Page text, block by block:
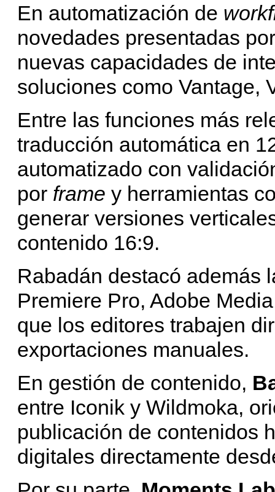
En automatización de
novedades presentadas
nuevas capacidades de
soluciones como Vantage,
Entre las funciones más
traducción automática en
automatizado con
por frame y herramientas
generar versiones
contenido 16:9.
Rabadán destacó además
Premiere Pro, Adobe
que los editores trabajen
exportaciones manuales.
En gestión de contenido,
entre Iconik y Wildmoka,
publicación de contenidos
digitales directamente